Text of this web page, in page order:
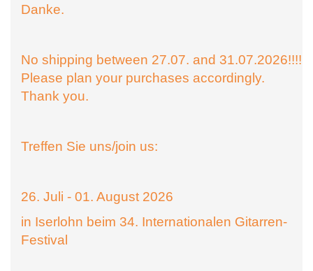
Danke.
No shipping between 27.07. and 31.07.2026!!!!
Please plan your purchases accordingly.
Thank you.
Treffen Sie uns/join us:
26. Juli - 01. August 2026
in Iserlohn beim 34. Internationalen Gitarren-
Festival